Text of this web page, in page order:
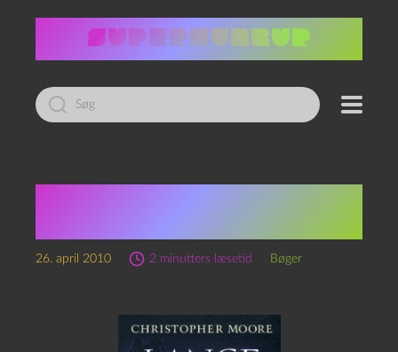
Led
efter:
26. april 2010 2 minutters læsetid Bøger